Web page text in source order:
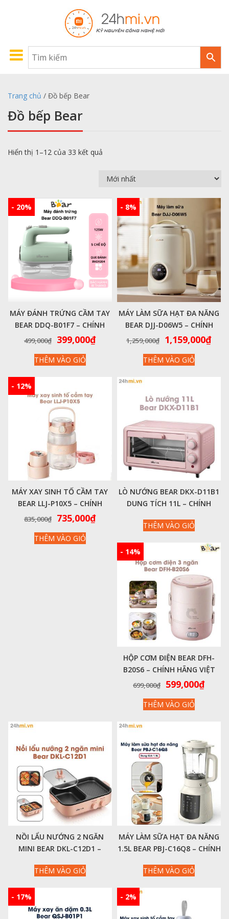
Trang chủ / Đồ bếp Bear
Đồ bếp Bear
Hiển thị 1–12 của 33 kết quả
- 20%
MÁY ĐÁNH TRỨNG CẦM TAY
BEAR DDQ-B01F7 – CHÍNH
HÃNG VIỆT NAM
499,000₫
Giá
là:
399,000₫Giá
399,000₫.
THÊM VÀO GIỎ
- 8%
MÁY LÀM SỮA HẠT ĐA NĂNG
BEAR DJJ-D06W5 – CHÍNH
HÃNG VIỆT NAM
1,259,000₫
Giá
là:
1,159,000₫Giá
THÊM VÀO GIỎ
- 12%
MÁY XAY SINH TỐ CẦM TAY
BEAR LLJ-P10X5 – CHÍNH
HÃNG VIỆT NAM
835,000₫
Giá
gốc
là:
735,000₫Giá
735,000₫.
THÊM VÀO GIỎ
LÒ NƯỚNG BEAR DKX-D11B1
DUNG TÍCH 11L – CHÍNH
THÊM VÀO GIỎ
- 14%
HỘP CƠM ĐIỆN BEAR DFH-
B20S6 – CHÍNH HÃNG VIỆT
NAM
699,000₫
Giá
gốc
là:
599,000₫Giá
THÊM VÀO GIỎ
NỒI LẨU NƯỚNG 2 NGĂN
MINI BEAR DKL-C12D1 –
THÊM VÀO GIỎ
MÁY LÀM SỮA HẠT ĐA NĂNG
1.5L BEAR PBJ-C16Q8 – CHÍNH
THÊM VÀO GIỎ
- 17% - 2%